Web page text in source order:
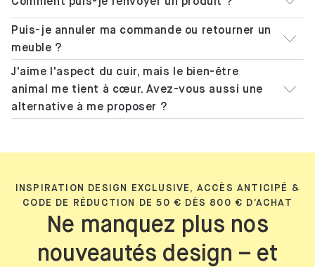
Puis-je annuler ma commande ou retourner un
meuble ?
J'aime l'aspect du cuir, mais le bien-être
animal me tient à cœur. Avez-vous aussi une
alternative à me proposer ?
INSPIRATION DESIGN EXCLUSIVE, ACCÈS ANTICIPÉ &
CODE DE RÉDUCTION DE 50 € DÈS 800 € D’ACHAT
Ne manquez plus nos
nouveautés design – et